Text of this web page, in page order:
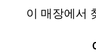
이 매장에서